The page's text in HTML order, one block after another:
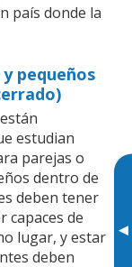
▸
país donde la
pequeños
estudian
parejas o
dentro de
deben tener
capaces de
lugar, y estar
deben